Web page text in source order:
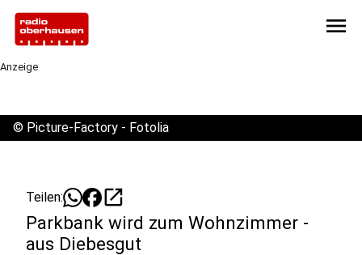
menu
Anzeige
© Picture-Factory - Fotolia
Teilen: open_in_new
Parkbank wird zum Wohnzimmer -
aus Diebesgut